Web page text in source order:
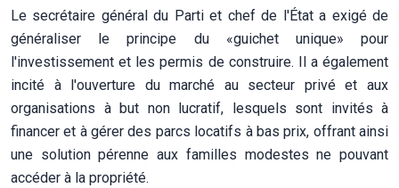
Le secrétaire général du Parti et chef de l'État a exigé de
généraliser le principe du «guichet unique» pour
l'investissement et les permis de construire. Il a également
incité à l'ouverture du marché au secteur privé et aux
organisations à but non lucratif, lesquels sont invités à
financer et à gérer des parcs locatifs à bas prix, offrant ainsi
une solution pérenne aux familles modestes ne pouvant
accéder à la propriété.